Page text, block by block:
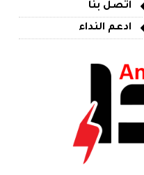
اتصل بنا
ادعم النداء